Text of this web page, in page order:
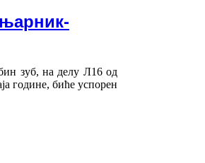
зуб, на делу Л16 од
године, биће успорен